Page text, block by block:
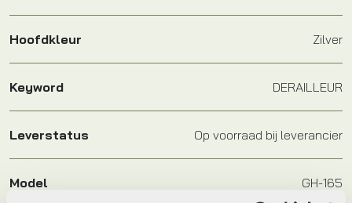
Hoofdkleur Zilver
Keyword DERAILLEUR
Leverstatus Op voorraad bij leverancier
Model GH-165